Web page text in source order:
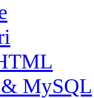
MySQL